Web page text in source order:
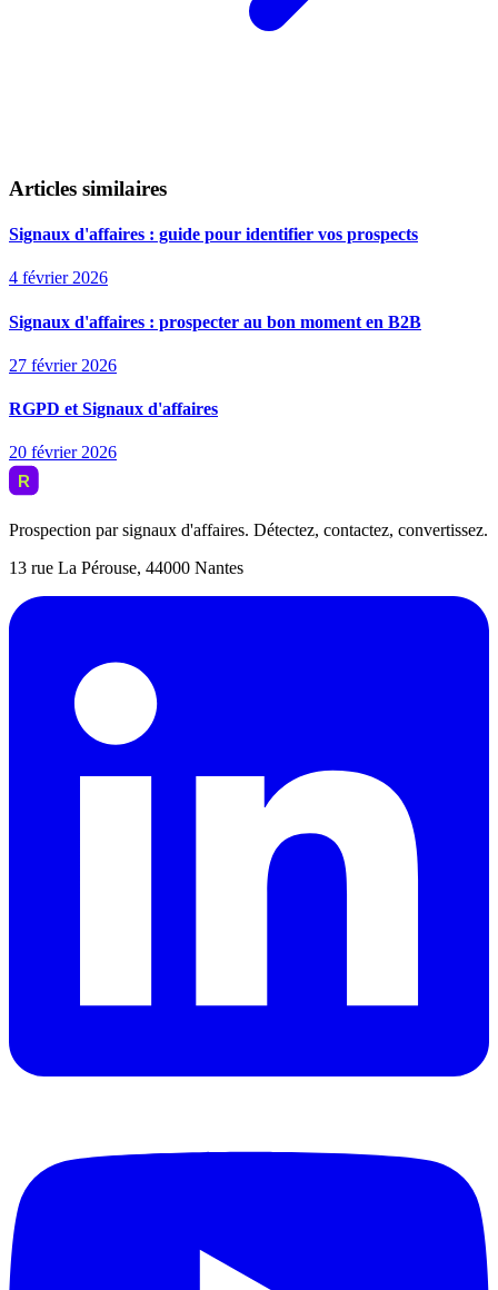
Articles similaires
Signaux d'affaires : guide pour identifier vos prospects
4 février 2026
Signaux d'affaires : prospecter au bon moment en B2B
27 février 2026
RGPD et Signaux d'affaires
20 février 2026
Prospection par signaux d'affaires. Détectez, contactez, convertissez.
13 rue La Pérouse, 44000 Nantes